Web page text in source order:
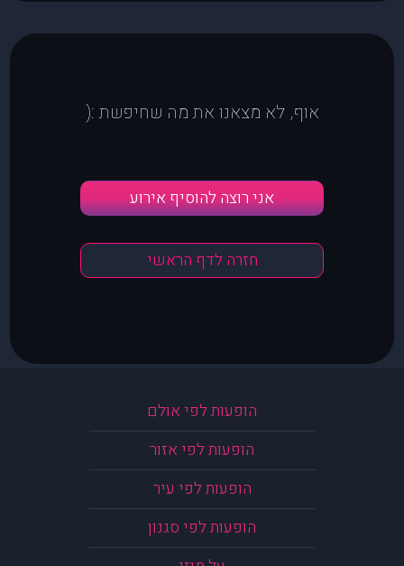
אוף, לא מצאנו את מה שחיפשת :(
אני רוצה להוסיף אירוע
חזרה לדף הראשי
הופעות לפי אולם
הופעות לפי אזור
הופעות לפי עיר
הופעות לפי סגנון